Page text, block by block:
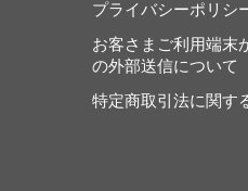
プライバシーポリシ
お客さまご利用端末
の外部送信について
特定商取引法に関す